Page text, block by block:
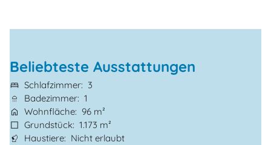
Beliebteste Ausstattungen
Schlafzimmer
3
Badezimmer 1
Wohnfläche
96 m²
Grundstück 1.173 m²
Haustiere
Nicht erlaubt